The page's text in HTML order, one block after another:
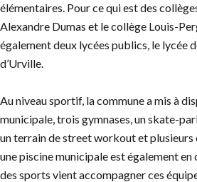
élémentaires. Pour ce qui est des
Alexandre Dumas et le collège Louis-
également deux lycées publics, le lycée
d’Urville.
Au niveau sportif, la commune a mis à
municipale, trois gymnases, un skate-
un terrain de street workout et
une piscine municipale est également
des sports vient accompagner ces